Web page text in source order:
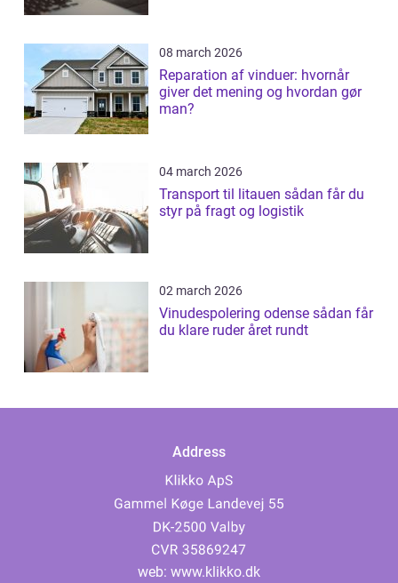
08 march 2026
Reparation af vinduer: hvornår
giver det mening og hvordan gør
man?
04 march 2026
Transport til litauen sådan får du
styr på fragt og logistik
02 march 2026
Vinudespolering odense sådan får
du klare ruder året rundt
Address
web: www.klikko.dk